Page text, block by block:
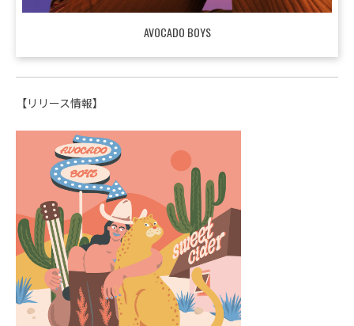
AVOCADO BOYS
【リリース情報】